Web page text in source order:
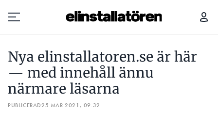
Prenumerera
Hantera prenumeration
Nya elinstallatoren.se är här
— med innehåll ännu
närmare läsarna
PUBLICERAD25 MAR 2021, 09:32